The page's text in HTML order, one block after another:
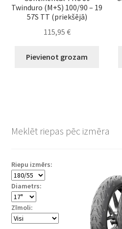
Twinduro (M+S) 100/90 – 19
57S TT (priekšējā)
115,95 €
Pievienot grozam
Meklēt riepas pēc izmēra
Riepu izmērs:
Diametrs:
Zīmoli: